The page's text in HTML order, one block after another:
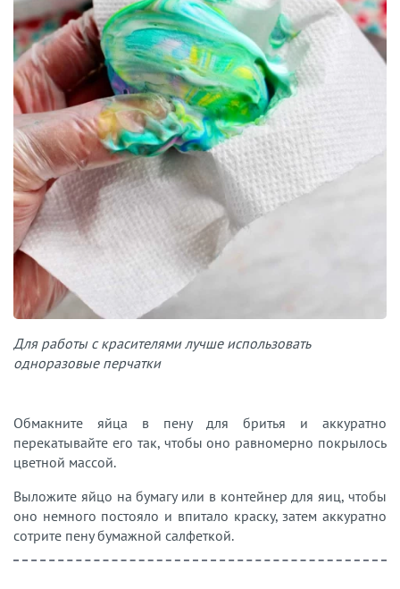
Для работы с красителями лучше использовать
одноразовые перчатки
Обмакните яйца в пену для бритья и аккуратно
перекатывайте его так, чтобы оно равномерно покрылось
цветной массой.
Выложите яйцо на бумагу или в контейнер для яиц, чтобы
оно немного постояло и впитало краску, затем аккуратно
сотрите пену бумажной салфеткой.